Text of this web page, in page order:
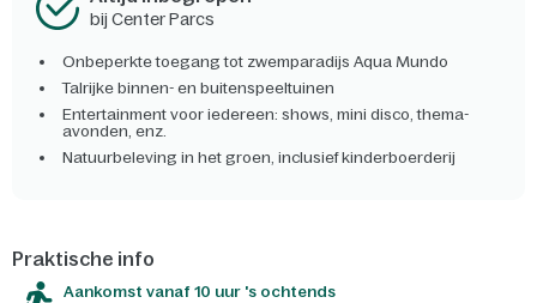
bij Center Parcs
Onbeperkte toegang tot zwemparadijs Aqua Mundo
Talrijke binnen- en buitenspeeltuinen
Entertainment voor iedereen: shows, mini disco, thema-
avonden, enz.
Natuurbeleving in het groen, inclusief kinderboerderij
Praktische info
Aankomst vanaf 10 uur 's ochtends